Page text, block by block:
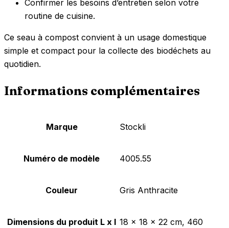
Confirmer les besoins d’entretien selon votre
routine de cuisine.
Ce seau à compost convient à un usage domestique
simple et compact pour la collecte des biodéchets au
quotidien.
Informations complémentaires
Marque ‎Stockli
Numéro de modèle ‎4005.55
Couleur ‎Gris Anthracite
Dimensions du produit L x l ‎18 x 18 x 22 cm, 460